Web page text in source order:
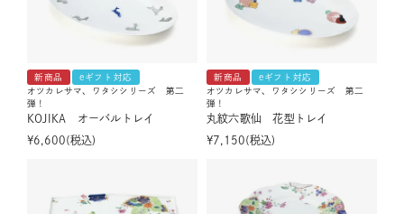
新商品
eギフト対応
オツカレサマ、ワタシシリーズ 第二
弾！
KOJIKA オーバルトレイ
¥6,600 税込
新商品
eギフト対応
オツカレサマ、ワタシシリーズ 第二
弾！
丸紋六歌仙 花型トレイ
¥7,150 税込